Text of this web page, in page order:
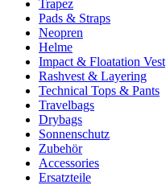
Trapez
Pads & Straps
Neopren
Helme
Impact & Floatation Vest
Rashvest & Layering
Technical Tops & Pants
Travelbags
Drybags
Sonnenschutz
Zubehör
Accessories
Ersatzteile